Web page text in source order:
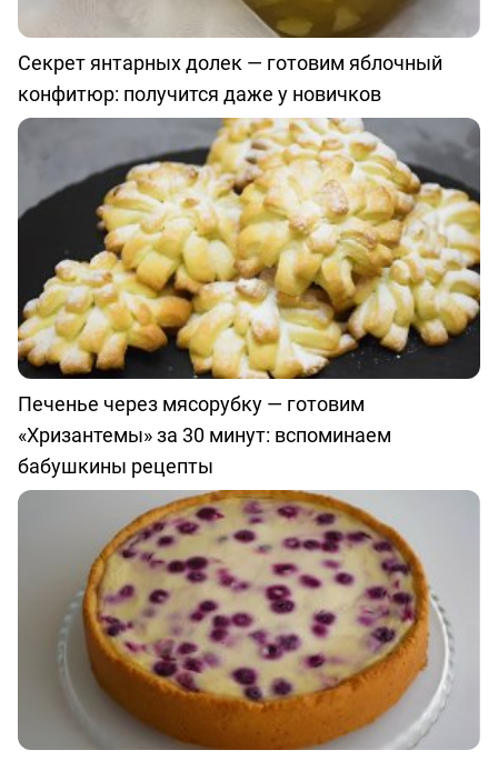
Секрет янтарных долек — готовим яблочный
конфитюр: получится даже у новичков
Печенье через мясорубку — готовим
«Хризантемы» за 30 минут: вспоминаем
бабушкины рецепты